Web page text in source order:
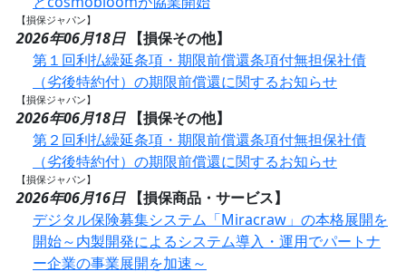
【損保ジャパン】
2026年06月18日
【損保その他】
第１回利払繰延条項・期限前償還条項付無担保社債
（劣後特約付）の期限前償還に関するお知らせ
【損保ジャパン】
2026年06月18日
【損保その他】
第２回利払繰延条項・期限前償還条項付無担保社債
（劣後特約付）の期限前償還に関するお知らせ
【損保ジャパン】
2026年06月16日
【損保商品・サービス】
デジタル保険募集システム「Miracraw」の本格展開を
開始～内製開発によるシステム導入・運用でパートナ
ー企業の事業展開を加速～